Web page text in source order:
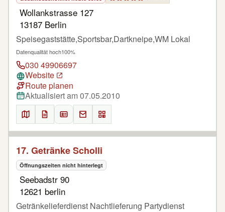
Wollankstrasse 127
13187 Berlin
Speisegaststätte,Sportsbar,Dartkneipe,WM Lokal
Datenqualität hoch100%
030 49906697
Website
Route planen
Aktualisiert am 07.05.2010
17. Getränke Scholli
Öffnungszeiten nicht hinterlegt
Seebadstr 90
12621 berlin
Getränkelieferdienst Nachtlieferung Partydienst